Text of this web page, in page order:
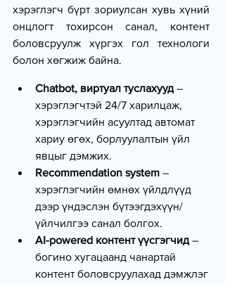
хэрэглэгч бүрт зориулсан хувь хүний
онцлогт тохирсон санал, контент
боловсруулж хүргэх гол технологи
болон хөгжиж байна.
Chatbot, виртуал туслахууд –
хэрэглэгчтэй 24/7 харилцаж,
хэрэглэгчийн асуултад автомат
хариу өгөх, борлуулалтын үйл
явцыг дэмжих.
Recommendation system –
хэрэглэгчийн өмнөх үйлдлүүд
дээр үндэслэн бүтээгдэхүүн/
үйлчилгээ санал болгох.
AI-powered контент үүсгэгчид –
богино хугацаанд чанартай
контент боловсруулахад дэмжлэг